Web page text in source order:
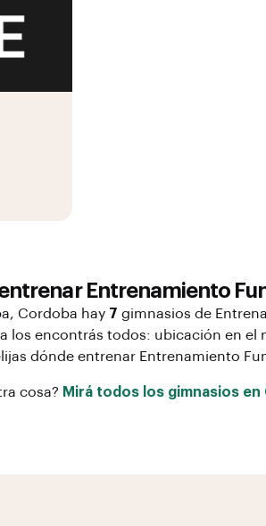
Entrenamiento
, Cordoba hay 7 gimnasios de
los encontrás todos: ubicación en el
dónde entrenar Entrenamiento
cosa? Mirá todos los gimnasios en